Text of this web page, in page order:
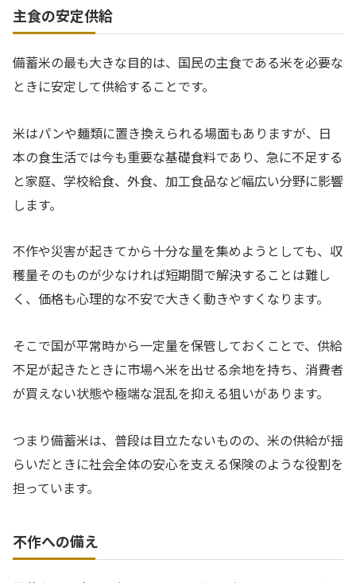
主食の安定供給
備蓄米の最も大きな目的は、国民の主食である米を必要な
ときに安定して供給することです。
米はパンや麺類に置き換えられる場面もありますが、日
本の食生活では今も重要な基礎食料であり、急に不足する
と家庭、学校給食、外食、加工食品など幅広い分野に影響
します。
不作や災害が起きてから十分な量を集めようとしても、収
穫量そのものが少なければ短期間で解決することは難し
く、価格も心理的な不安で大きく動きやすくなります。
そこで国が平常時から一定量を保管しておくことで、供給
不足が起きたときに市場へ米を出せる余地を持ち、消費者
が買えない状態や極端な混乱を抑える狙いがあります。
つまり備蓄米は、普段は目立たないものの、米の供給が揺
らいだときに社会全体の安心を支える保険のような役割を
担っています。
不作への備え